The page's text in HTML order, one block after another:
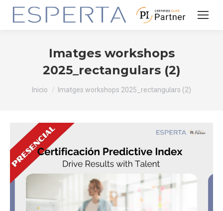
Imatges workshops
2025_rectangulars (2)
Estás aquí:
Inicio Imatges workshops 2025_rectangulars (2)